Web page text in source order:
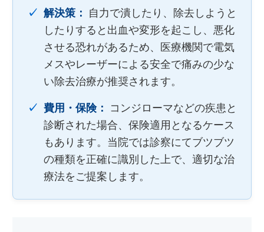
解決策：
自力で潰したり、除去しようと
したりすると出血や変形を起こし、悪化
させる恐れがあるため、医療機関で電気
メスやレーザーによる安全で痛みの少な
い除去治療が推奨されます。
費用・保険：
コンジローマなどの疾患と
診断された場合、保険適用となるケース
もあります。当院では診察にてブツブツ
の種類を正確に識別した上で、適切な治
療法をご提案します。